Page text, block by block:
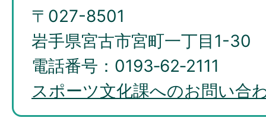
〒027-8501
岩手県宮古市宮町一丁目1-30
電話番号：0193‐62‐2111
スポーツ文化課へのお問い合